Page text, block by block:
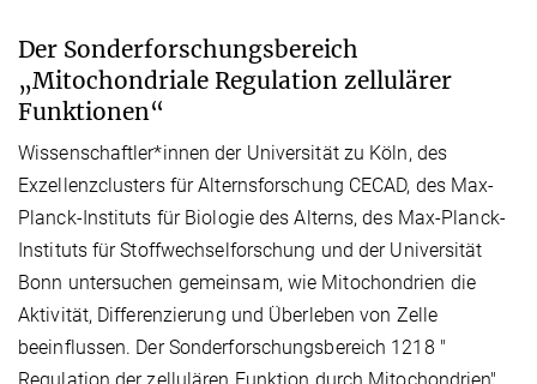
Der Sonderforschungsbereich
„Mitochondriale Regulation zellulärer
Funktionen“
Wissenschaftler*innen der Universität zu Köln, des
Exzellenzclusters für Alternsforschung CECAD, des Max-
Planck-Instituts für Biologie des Alterns, des Max-Planck-
Instituts für Stoffwechselforschung und der Universität
Bonn untersuchen gemeinsam, wie Mitochondrien die
Aktivität, Differenzierung und Überleben von Zelle
beeinflussen. Der Sonderforschungsbereich 1218 "